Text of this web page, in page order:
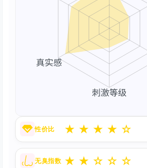
性价比 ★ ★ ★ ★ ☆
无臭指数 ★ ★ ☆ ☆ ☆